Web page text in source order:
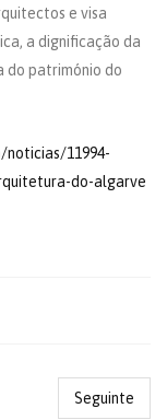
e visa
a dignificação da
do património do
11994-
do-algarve
Seguinte